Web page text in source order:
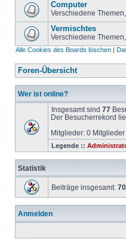
Computer
Verschiedene
Vermischtes
Verschiedene
Alle Cookies des Boards löschen |
Foren-Übersicht
Wer ist online?
Insgesamt sind 77
Der Besucherrekord
Mitglieder: 0 Mitglieder
Legende ::
Statistik
Beiträge insgesamt:
Anmelden